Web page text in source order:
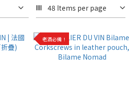
48 Items per page
老酒必備！